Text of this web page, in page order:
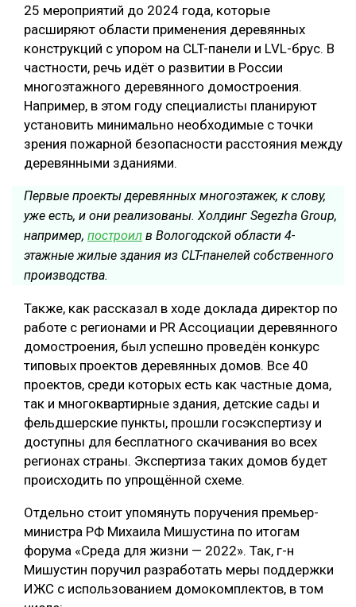
25 мероприятий до 2024 года, которые
расширяют области применения деревянных
конструкций с упором на CLT-панели и LVL-брус. В
частности, речь идёт о развитии в России
многоэтажного деревянного домостроения.
Например, в этом году специалисты планируют
установить минимально необходимые с точки
зрения пожарной безопасности расстояния между
деревянными зданиями.
Первые проекты деревянных многоэтажек, к слову,
уже есть, и они реализованы. Холдинг Segezha Group,
например, построил в Вологодской области 4-
этажные жилые здания из CLT-панелей собственного
производства.
Также, как рассказал в ходе доклада директор по
работе с регионами и PR Ассоциации деревянного
домостроения, был успешно проведён конкурс
типовых проектов деревянных домов. Все 40
проектов, среди которых есть как частные дома,
так и многоквартирные здания, детские сады и
фельдшерские пункты, прошли госэкспертизу и
доступны для бесплатного скачивания во всех
регионах страны. Экспертиза таких домов будет
происходить по упрощённой схеме.
Отдельно стоит упомянуть поручения премьер-
министра РФ Михаила Мишустина по итогам
форума «Среда для жизни — 2022». Так, г-н
Мишустин поручил разработать меры поддержки
ИЖС с использованием домокомплектов, в том